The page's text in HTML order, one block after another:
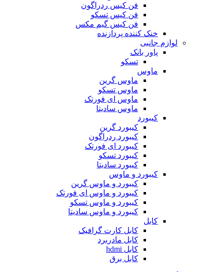
فن کیس ردراگون
فن کیس تسکو
فن کیس گیم مکس
خنک کننده پردازنده
لوازم جانبی
پاور بانک
تسکو
ماوس
ماوس گرین
ماوس تسکو
ماوس ای فورتک
ماوس سادیتا
کیبورد
کیبورد گرین
کیبورد ردراگون
کیبورد ای فورتک
کیبورد تسکو
کیبورد سادیتا
کیبورد و ماوس
کیبورد و ماوس گرین
کیبورد و ماوس ای فورتک
کیبورد و ماوس تسکو
کیبورد و ماوس سادیتا
کابل
کابل کارت گرافیک
کابل مادربرد
کابل hdmi
کابل برق